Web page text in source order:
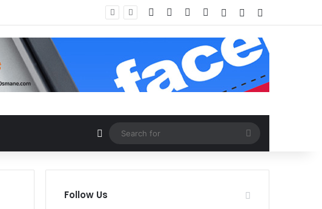
Facebook YouTubeInstagram
Log InRandom Article
Random Article
Search
for
Follow Us